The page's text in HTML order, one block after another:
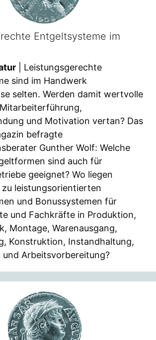
Entgeltsysteme im
| Leistungsgerechte
sind im Handwerk
selten. Werden damit wertvolle
und Motivation vertan? Das
befragte
Gunther Wolf: Welche
sind auch für
geeignet? Wo liegen
leistungsorientierten
und Bonussystemen für
und Fachkräfte in Produktion,
Montage, Warenausgang,
Konstruktion, Instandhaltung,
und Arbeitsvorbereitung?